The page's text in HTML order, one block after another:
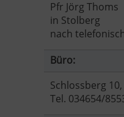
Pfr Jörg Thoms
in Stolberg
nach
Büro:
Schlossberg
Tel. 034654/